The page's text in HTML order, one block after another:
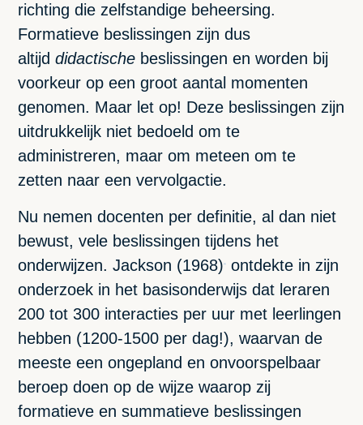
richting die zelfstandige beheersing.
Formatieve beslissingen zijn dus
altijddidactische beslissingen en worden bij
voorkeur op een groot aantal momenten
genomen. Maar let op! Deze beslissingen zijn
uitdrukkelijk niet bedoeld om te
administreren, maar om meteen om te
zetten naar een vervolgactie.
Nu nemen docenten per definitie, al dan niet
bewust, vele beslissingen tijdens het
onderwijzen. Jackson (1968) ontdekte in zijn
onderzoek in het basisonderwijs dat leraren
200 tot 300 interacties per uur met leerlingen
hebben (1200-1500 per dag!), waarvan de
meeste een ongepland en onvoorspelbaar
beroep doen op de wijze waarop zij
formatieve en summatieve beslissingen